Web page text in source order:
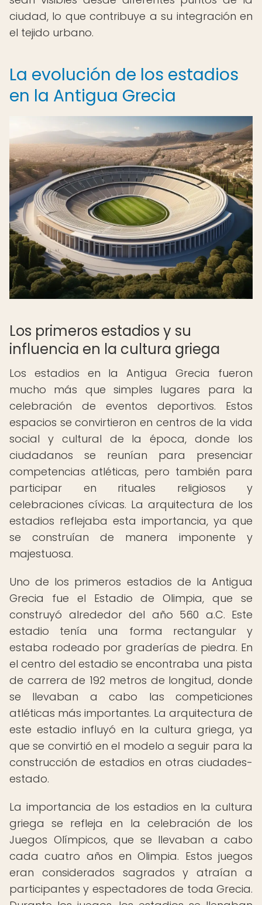
ciudad, lo que contribuye a su integración en
el tejido urbano.
La evolución de los estadios
en la Antigua Grecia
Los primeros estadios y su
influencia en la cultura griega
Los estadios en la Antigua Grecia fueron
mucho más que simples lugares para la
celebración de eventos deportivos. Estos
espacios se convirtieron en centros de la vida
social y cultural de la época, donde los
ciudadanos se reunían para presenciar
competencias atléticas, pero también para
participar en rituales religiosos y
celebraciones cívicas. La arquitectura de los
estadios reflejaba esta importancia, ya que
se construían de manera imponente y
majestuosa.
Uno de los primeros estadios de la Antigua
Grecia fue el Estadio de Olimpia, que se
construyó alrededor del año 560 a.C. Este
estadio tenía una forma rectangular y
estaba rodeado por graderías de piedra. En
el centro del estadio se encontraba una pista
de carrera de 192 metros de longitud, donde
se llevaban a cabo las competiciones
atléticas más importantes. La arquitectura de
este estadio influyó en la cultura griega, ya
que se convirtió en el modelo a seguir para la
construcción de estadios en otras ciudades-
estado.
La importancia de los estadios en la cultura
griega se refleja en la celebración de los
Juegos Olímpicos, que se llevaban a cabo
cada cuatro años en Olimpia. Estos juegos
eran considerados sagrados y atraían a
participantes y espectadores de toda Grecia.